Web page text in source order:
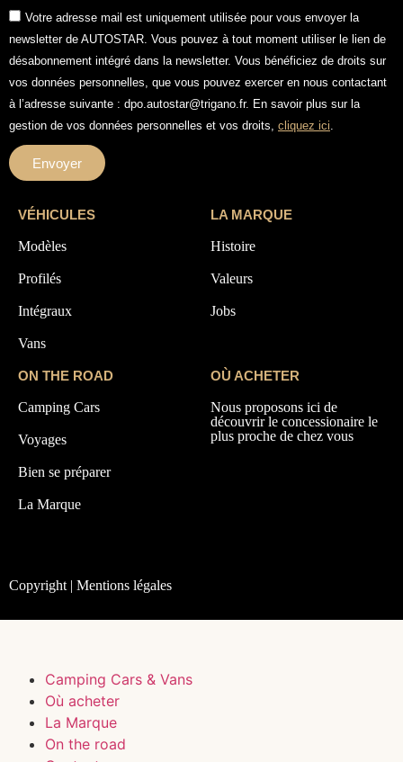
Votre adresse mail est uniquement utilisée pour vous envoyer la
newsletter de AUTOSTAR. Vous pouvez à tout moment utiliser le lien de
désabonnement intégré dans la newsletter. Vous bénéficiez de droits sur
vos données personnelles, que vous pouvez exercer en nous contactant
à l’adresse suivante : dpo.autostar@trigano.fr. En savoir plus sur la
gestion de vos données personnelles et vos droits, cliquez ici
Envoyer
VÉHICULES
Modèles
Profilés
Intégraux
Vans
LA MARQUE
Histoire
Valeurs
Jobs
ON THE ROAD
Camping Cars
Voyages
Bien se préparer
La Marque
OÙ ACHETER
Nous proposons ici de
découvrir le concessionaire le
plus proche de chez vous
Copyright | Mentions légales
Camping Cars & Vans
Où acheter
La Marque
On the road